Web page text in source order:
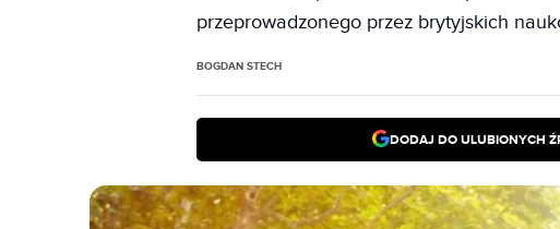
przeprowadzonego przez brytyjskich
BOGDAN STECH
DODAJ DO ULUBIONYCH